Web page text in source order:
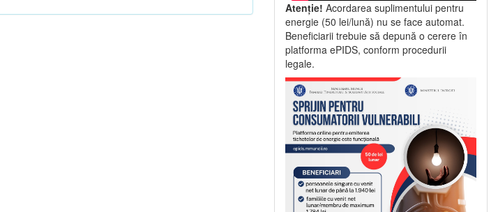
Atenție! Acordarea suplimentului pentru
energie (50 lei/lună) nu se face automat.
Beneficiarii trebuie să depună o cerere în
platforma ePIDS, conform procedurii
legale.